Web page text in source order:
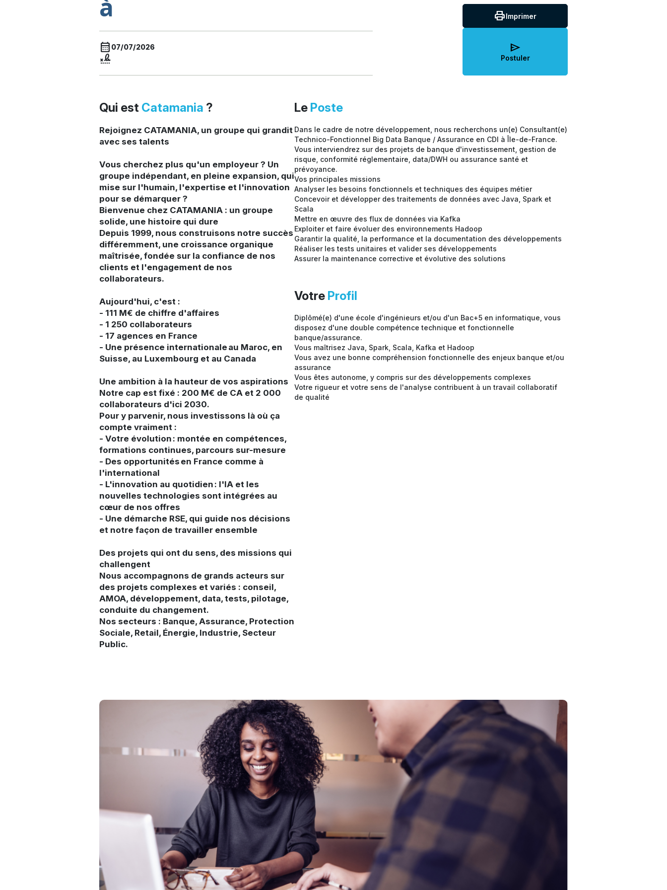
à
calendar_month 07/07/2026
signature
printImprimer
send
Postuler
Qui est Catamania ?
Rejoignez CATAMANIA, un groupe qui grandit
avec ses talents
Vous cherchez plus qu'un employeur ? Un
groupe indépendant, en pleine expansion, qui
mise sur l'humain, l'expertise et l'innovation
pour se démarquer ?
Bienvenue chez CATAMANIA : un groupe
solide, une histoire qui dure
Depuis 1999, nous construisons notre succès
différemment, une croissance organique
maîtrisée, fondée sur la confiance de nos
clients et l'engagement de nos
collaborateurs.
Aujourd'hui, c'est :
- 111 M€ de chiffre d'affaires
- 1 250 collaborateurs
- 17 agences en France
- Une présence internationale au Maroc, en
Suisse, au Luxembourg et au Canada
Une ambition à la hauteur de vos aspirations
Notre cap est fixé : 200 M€ de CA et 2 000
collaborateurs d'ici 2030.
Pour y parvenir, nous investissons là où ça
compte vraiment :
- Votre évolution : montée en compétences,
formations continues, parcours sur-mesure
- Des opportunités en France comme à
l'international
- L'innovation au quotidien : l'IA et les
nouvelles technologies sont intégrées au
cœur de nos offres
- Une démarche RSE, qui guide nos décisions
et notre façon de travailler ensemble
Des projets qui ont du sens, des missions qui
challengent
Nous accompagnons de grands acteurs sur
des projets complexes et variés : conseil,
AMOA, développement, data, tests, pilotage,
conduite du changement.
Nos secteurs : Banque, Assurance, Protection
Sociale, Retail, Énergie, Industrie, Secteur
Public.
Le Poste
Dans le cadre de notre développement, nous recherchons un(e) Consultant(e)
Technico-Fonctionnel Big Data Banque / Assurance en CDI à Île-de-France.
Vous interviendrez sur des projets de banque d'investissement, gestion de
risque, conformité réglementaire, data/DWH ou assurance santé et
prévoyance.
Vos principales missions
Analyser les besoins fonctionnels et techniques des équipes métier
Concevoir et développer des traitements de données avec Java, Spark et
Scala
Mettre en œuvre des flux de données via Kafka
Exploiter et faire évoluer des environnements Hadoop
Garantir la qualité, la performance et la documentation des développements
Réaliser les tests unitaires et valider ses développements
Assurer la maintenance corrective et évolutive des solutions
Votre Profil
Diplômé(e) d'une école d'ingénieurs et/ou d'un Bac+5 en informatique, vous
disposez d'une double compétence technique et fonctionnelle
banque/assurance.
Vous maîtrisez Java, Spark, Scala, Kafka et Hadoop
Vous avez une bonne compréhension fonctionnelle des enjeux banque et/ou
assurance
Vous êtes autonome, y compris sur des développements complexes
Votre rigueur et votre sens de l'analyse contribuent à un travail collaboratif
de qualité